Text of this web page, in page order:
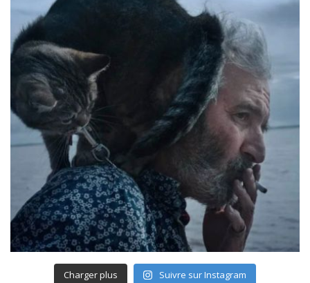
Charger plus Suivre sur Instagram